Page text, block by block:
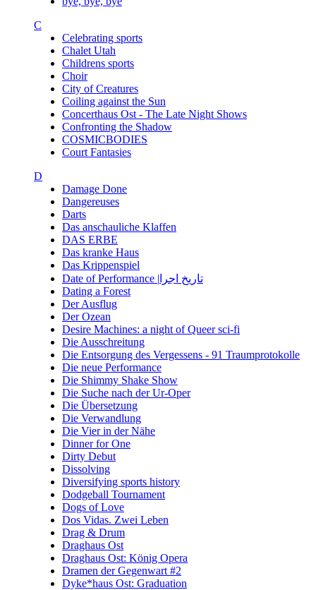
C
Celebrating sports
Chalet Utah
Childrens sports
Choir
City of Creatures
Coiling against the Sun
Concerthaus Ost - The Late Night Shows
Confronting the Shadow
COSMICBODIES
Court Fantasies
D
Damage Done
Dangereuses
Darts
Das anschauliche Klaffen
DAS ERBE
Das kranke Haus
Das Krippenspiel
Date of Performance |تاریخ اجرا
Dating a Forest
Der Ausflug
Der Ozean
Desire Machines: a night of Queer sci-fi
Die Ausschreitung
Die Entsorgung des Vergessens - 91 Traumprotokolle
Die neue Performance
Die Shimmy Shake Show
Die Suche nach der Ur-Oper
Die Übersetzung
Die Verwandlung
Die Vier in der Nähe
Dinner for One
Dirty Debut
Dissolving
Diversifying sports history
Dodgeball Tournament
Dogs of Love
Dos Vidas. Zwei Leben
Drag & Drum
Draghaus Ost
Draghaus Ost: König Opera
Dramen der Gegenwart #2
Dyke*haus Ost: Graduation